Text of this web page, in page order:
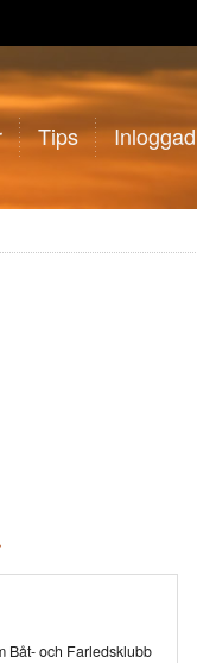
Tips Inloggad
Båt- och Farledsklubb